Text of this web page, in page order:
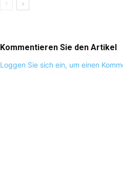
Kommentieren Sie den Artikel
Loggen Sie sich ein, um einen